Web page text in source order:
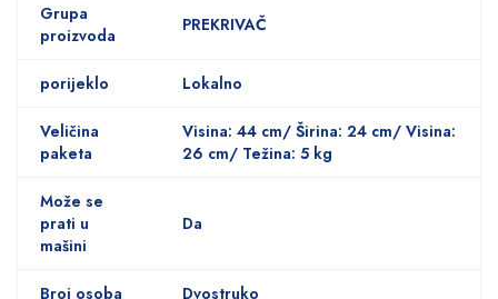
Grupa
proizvoda
PREKRIVAČ
porijeklo Lokalno
Veličina
paketa
Visina: 44 cm/ Širina: 24 cm/ Visina:
26 cm/ Težina: 5 kg
Može se
prati u
mašini
Da
Broj osoba Dvostruko